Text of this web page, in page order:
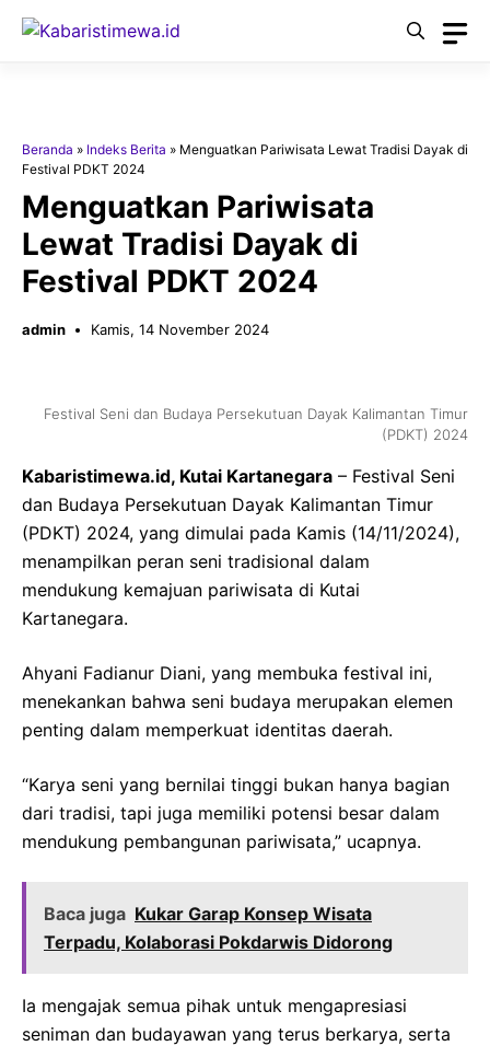
Langsung
Beranda » Indeks Berita » Menguatkan Pariwisata Lewat Tradisi Dayak di
Festival PDKT 2024
Menguatkan Pariwisata
Lewat Tradisi Dayak di
Festival PDKT 2024
admin Kamis, 14 November 2024
Festival Seni dan Budaya Persekutuan Dayak Kalimantan Timur
(PDKT) 2024
Kabaristimewa.id, Kutai Kartanegara – Festival Seni
dan Budaya Persekutuan Dayak Kalimantan Timur
(PDKT) 2024, yang dimulai pada Kamis (14/11/2024),
menampilkan peran seni tradisional dalam
mendukung kemajuan pariwisata di Kutai
Kartanegara.
Ahyani Fadianur Diani, yang membuka festival ini,
menekankan bahwa seni budaya merupakan elemen
penting dalam memperkuat identitas daerah.
“Karya seni yang bernilai tinggi bukan hanya bagian
dari tradisi, tapi juga memiliki potensi besar dalam
mendukung pembangunan pariwisata,” ucapnya.
Baca juga Kukar Garap Konsep Wisata
Terpadu, Kolaborasi Pokdarwis Didorong
Ia mengajak semua pihak untuk mengapresiasi
seniman dan budayawan yang terus berkarya, serta